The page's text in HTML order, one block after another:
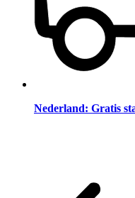
Nederland: Gratis